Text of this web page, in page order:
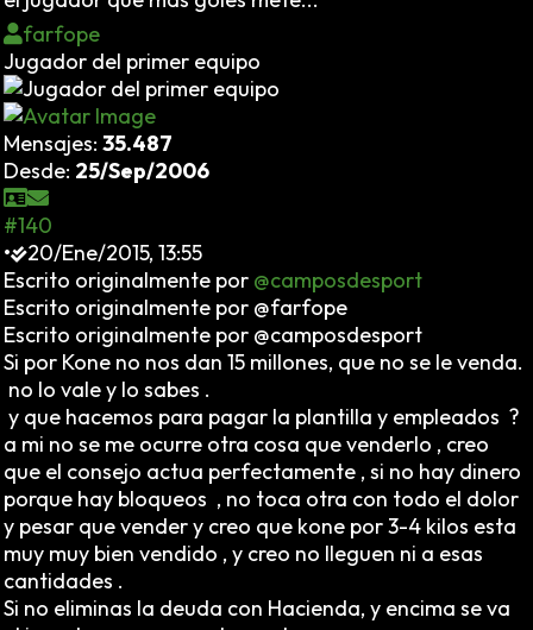
farfope
Jugador del primer equipo
Mensajes: 35.487
Desde: 25/Sep/2006
#140
•
20/Ene/2015, 13:55
Escrito originalmente por @camposdesport
Escrito originalmente por @farfope
Escrito originalmente por @camposdesport
Si por Kone no nos dan 15 millones, que no se le venda.
no lo vale y lo sabes .
y que hacemos para pagar la plantilla y empleados ?
a mi no se me ocurre otra cosa que venderlo , creo
que el consejo actua perfectamente , si no hay dinero
porque hay bloqueos , no toca otra con todo el dolor
y pesar que vender y creo que kone por 3-4 kilos esta
muy muy bien vendido , y creo no lleguen ni a esas
cantidades .
Si no eliminas la deuda con Hacienda, y encima se va